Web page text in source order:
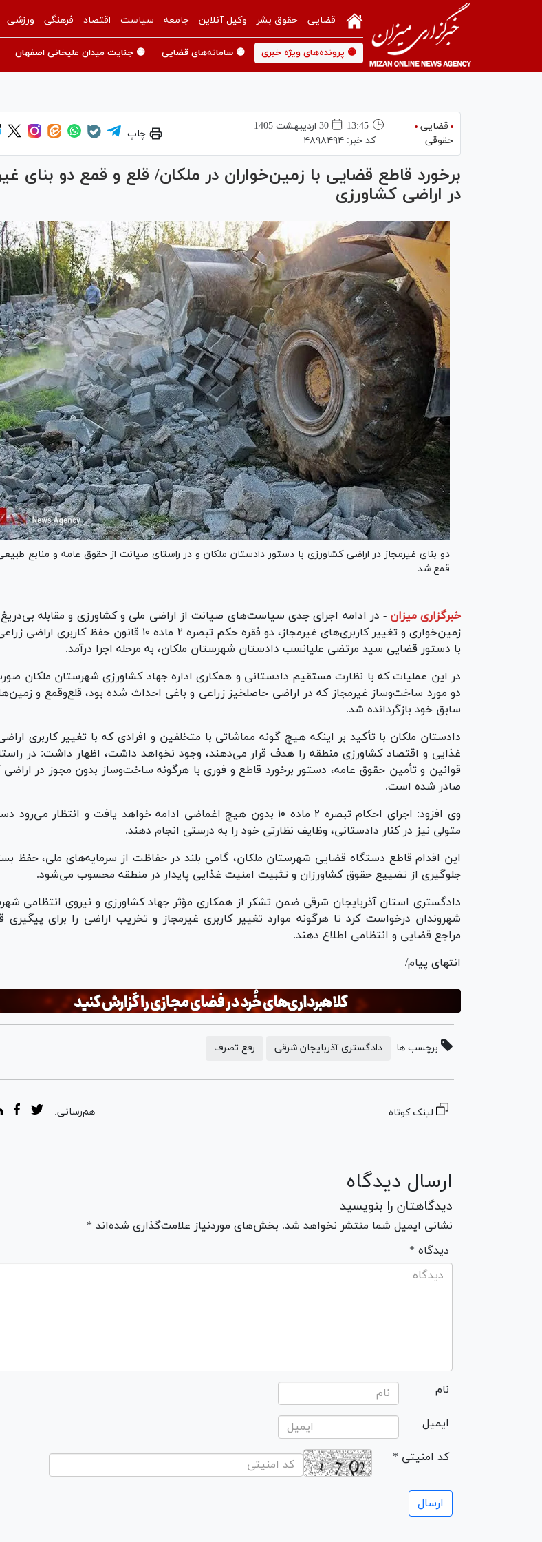
قضایی حقوق بشر وکیل آنلاین جامعه سیاست اقتصاد فرهنگی ورزشی
🟡 پرونده‌های ویژه خبری 🟡 سامانه‌های قضایی 🟡 جنایت میدان علیخانی اصفهان
قضایی
حقوقی
13:45
30 ارديبهشت 1405
کد خبر:۴۸۹۸۴۹۴
چاپ
برخورد قاطع قضایی با زمین‌خواران در ملکان/ قلع و قمع دو بنای
در اراضی کشاورزی
دو بنای غیرمجاز در اراضی کشاورزی با دستور دادستان ملکان و در راستای صیانت از حقوق عامه و منابع
قمع شد.
خبرگزاری میزان - در ادامه اجرای جدی سیاست‌های صیانت از اراضی ملی و کشاورزی و مقابله بی‌دریغ
زمین‌خواری و تغییر کاربری‌های غیرمجاز، دو فقره حکم تبصره ۲ ماده ۱۰ قانون حفظ
با دستور قضایی سید مرتضی علیانسب دادستان شهرستان ملکان، به مرحله اجرا درآمد.
در این عملیات که با نظارت مستقیم دادستانی و همکاری اداره جهاد کشاورزی شهرستان ملکان
دو مورد ساخت‌وساز غیرمجاز که در اراضی حاصلخیز زراعی و باغی احداث شده بود، قلع‌وقمع و
سابق خود بازگردانده شد.
دادستان ملکان با تأکید بر اینکه هیچ گونه مماشاتی با متخلفین و افرادی که با تغییر کاربری
غذایی و اقتصاد کشاورزی منطقه را هدف قرار می‌دهند، وجود نخواهد داشت، اظهار داشت: در
قوانین و تأمین حقوق عامه، دستور برخورد قاطع و فوری با هرگونه ساخت‌وساز بدون مجوز در
صادر شده است.
وی افزود: اجرای احکام تبصره ۲ ماده ۱۰ بدون هیچ اغماضی ادامه خواهد یافت و انتظار
متولی نیز در کنار دادستانی، وظایف نظارتی خود را به درستی انجام دهند.
این اقدام قاطع دستگاه قضایی شهرستان ملکان، گامی بلند در حفاظت از سرمایه‌های ملی، حفظ
جلوگیری از تضییع حقوق کشاورزان و تثبیت امنیت غذایی پایدار در منطقه محسوب می‌شود.
دادگستری استان آذربایجان شرقی ضمن تشکر از همکاری مؤثر جهاد کشاورزی و نیروی انتظامی
شهروندان درخواست کرد تا هرگونه موارد تغییر کاربری غیرمجاز و تخریب اراضی را برای پیگیری
مراجع قضایی و انتظامی اطلاع دهند.
انتهای پیام/
برچسب ها: دادگستری آذربایجان شرقی رفع تصرف
لینک کوتاه هم‌رسانی:
ارسال دیدگاه
دیدگاهتان را بنویسید
نشانی ایمیل شما منتشر نخواهد شد. بخش‌های موردنیاز علامت‌گذاری شده‌اند *
* دیدگاه
نام
ایمیل
* کد امنیتی